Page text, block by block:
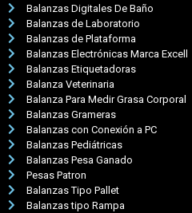
Balanzas Digitales De Baño
Balanzas de Laboratorio
Balanzas de Plataforma
Balanzas Electrónicas Marca Excell
Balanzas Etiquetadoras
Balanza Veterinaria
Balanza Para Medir Grasa Corporal
Balanzas Grameras
Balanzas con Conexión a PC
Balanzas Pediátricas
Balanzas Pesa Ganado
Pesas Patron
Balanzas Tipo Pallet
Balanzas tipo Rampa